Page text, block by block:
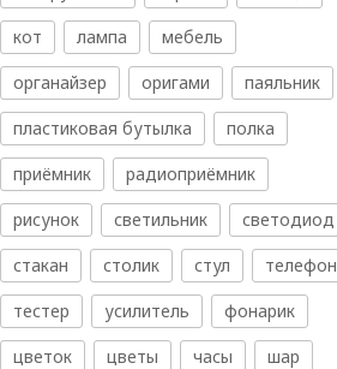
кот
лампа
мебель
органайзер
оригами
паяльник
пластиковая бутылка
полка
приёмник
радиоприёмник
рисунок
светильник
светодиод
стакан
столик стул
телефон
тестер
усилитель
фонарик
цветок
цветы часы
шар